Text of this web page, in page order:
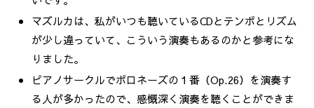
マズルカは、私がいつも聴いているCDとテンポとリズム
が少し違っていて、こういう演奏もあるのかと参考にな
りました。
ピアノサークルでポロネーズの１番（Op.26）を演奏す
る人が多かったので、感慨深く演奏を聴くことができま